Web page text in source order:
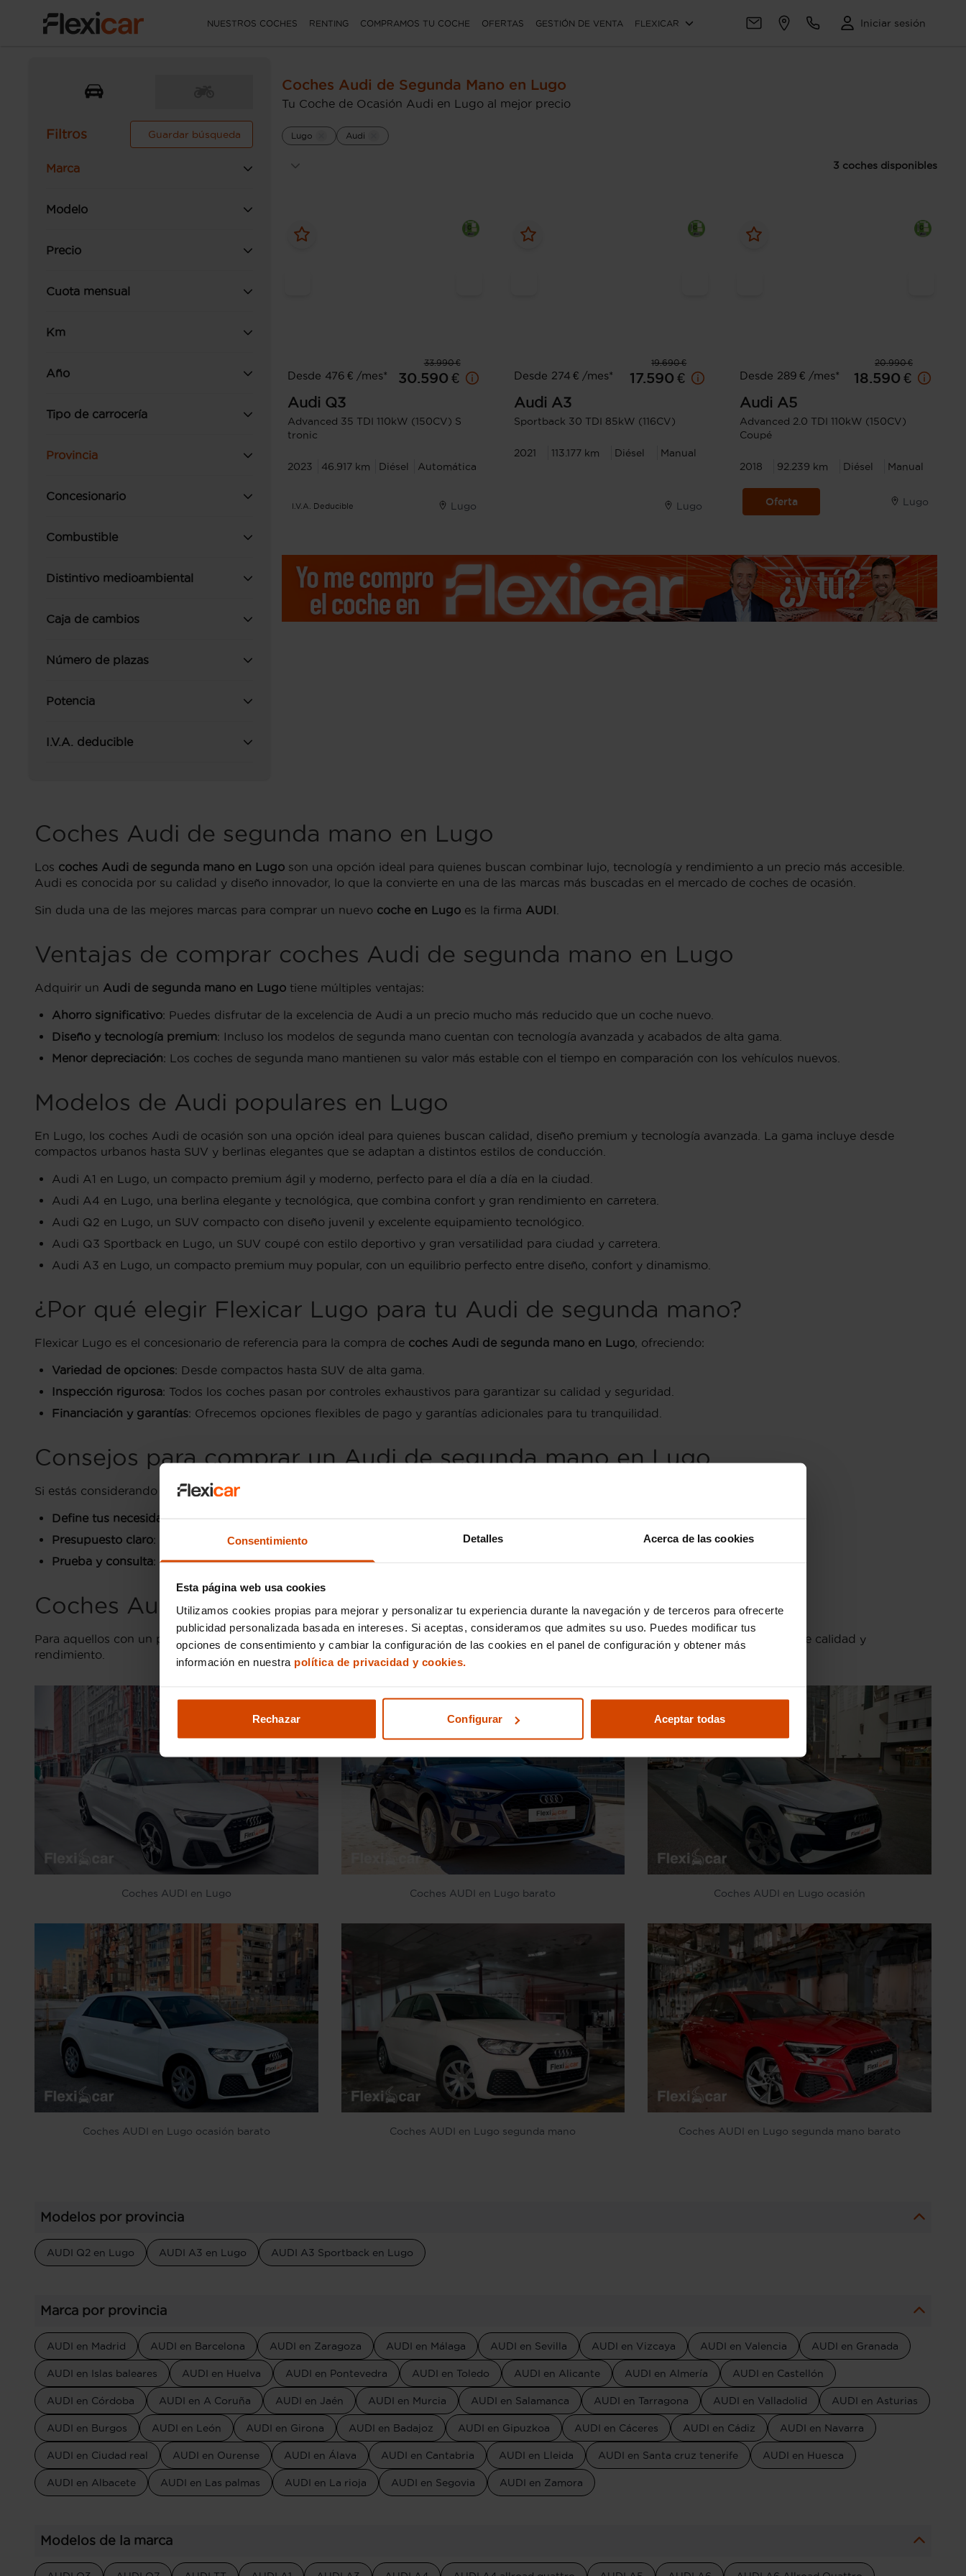
Consentimiento Detalles Acerca de las cookies
Esta página web usa cookies
Utilizamos cookies propias para mejorar y personalizar tu experiencia durante la navegación y de terceros para ofrecerte
publicidad personalizada basada en intereses. Si aceptas, consideramos que admites su uso. Puedes modificar tus
opciones de consentimiento y cambiar la configuración de las cookies en el panel de configuración y obtener más
información en nuestra política de privacidad y cookies.
Rechazar Configurar Aceptar todas
NUESTROS COCHES RENTING COMPRAMOS TU COCHE OFERTAS GESTIÓN DE VENTA FLEXICAR Iniciar sesión
Filtros Guardar búsqueda
Marca
Modelo
Precio
Cuota mensual
Km
Año
Tipo de carrocería
Provincia
Concesionario
Combustible
Distintivo medioambiental
Caja de cambios
Número de plazas
Potencia
I.V.A. deducible
Coches Audi de Segunda Mano en Lugo
Tu Coche de Ocasión Audi en Lugo al mejor precio
Lugo Audi
3 coches disponibles
33.990 €
Desde 476 € /mes*
30.590 €
Audi Q3
Advanced 35 TDI 110kW (150CV) S
tronic
2023 46.917 km Diésel Automática
I.V.A. Deducible Lugo
19.690 €
Desde 274 € /mes*
17.590 €
Audi A3
Sportback 30 TDI 85kW (116CV)
2021 113.177 km Diésel Manual
Lugo
20.990 €
Desde 289 € /mes*
18.590 €
Audi A5
Advanced 2.0 TDI 110kW (150CV)
Coupé
2018 92.239 km Diésel Manual
Oferta Lugo
Coches Audi de segunda mano en Lugo
Los coches Audi de segunda mano en Lugo son una opción ideal para quienes buscan combinar lujo, tecnología y rendimiento a un precio más accesible.
Audi es conocida por su calidad y diseño innovador, lo que la convierte en una de las marcas más buscadas en el mercado de coches de ocasión.
Sin duda una de las mejores marcas para comprar un nuevo coche en Lugo es la firma AUDI
Ventajas de comprar coches Audi de segunda mano en Lugo
Adquirir un Audi de segunda mano en Lugo tiene múltiples ventajas:
Ahorro significativo: Puedes disfrutar de la excelencia de Audi a un precio mucho más reducido que un coche nuevo.
Diseño y tecnología premium: Incluso los modelos de segunda mano cuentan con tecnología avanzada y acabados de alta gama.
Menor depreciación: Los coches de segunda mano mantienen su valor más estable con el tiempo en comparación con los vehículos nuevos.
Modelos de Audi populares en Lugo
En Lugo, los coches Audi de ocasión son una opción ideal para quienes buscan calidad, diseño premium y tecnología avanzada. La gama incluye desde
compactos urbanos hasta SUV y berlinas elegantes que se adaptan a distintos estilos de conducción.
Audi A1 en Lugo, un compacto premium ágil y moderno, perfecto para el día a día en la ciudad.
Audi A4 en Lugo, una berlina elegante y tecnológica, que combina confort y gran rendimiento en carretera.
Audi Q2 en Lugo, un SUV compacto con diseño juvenil y excelente equipamiento tecnológico.
Audi Q3 Sportback en Lugo, un SUV coupé con estilo deportivo y gran versatilidad para ciudad y carretera.
Audi A3 en Lugo, un compacto premium muy popular, con un equilibrio perfecto entre diseño, confort y dinamismo.
¿Por qué elegir Flexicar Lugo para tu Audi de segunda mano?
Flexicar Lugo es el concesionario de referencia para la compra de coches Audi de segunda mano en Lugo, ofreciendo:
Variedad de opciones: Desde compactos hasta SUV de alta gama.
Inspección rigurosa: Todos los coches pasan por controles exhaustivos para garantizar su calidad y seguridad.
Financiación y garantías: Ofrecemos opciones flexibles de pago y garantías adicionales para tu tranquilidad.
Consejos para comprar un Audi de segunda mano en Lugo
Si estás considerando comprar unAudi de segunda mano
Define tus necesidades
Presupuesto claro: Esto te ayudará a enfocarte en los modelos que se ajusten a tus posibilidades.
Prueba y consulta: En Flexicar, podrás probar el coche y recibir asesoramiento personalizado para elegir la mejor opción.
Coches Audi baratos en Lugo
Para aquellos con un presupuesto ajustado, Flexicar Lugo también ofrece coches Audi baratos
, manteniendo siempre altos estándares de calidad y
rendimiento.
Coches AUDI en Lugo Coches AUDI en Lugo barato Coches AUDI en Lugo ocasión
Coches AUDI en Lugo ocasión barato Coches AUDI en Lugo segunda mano Coches AUDI en Lugo segunda mano barato
Modelos por provincia
AUDI Q2 en Lugo AUDI A3 en Lugo AUDI A3 Sportback en Lugo
Marca por provincia
AUDI en Madrid AUDI en Barcelona AUDI en Zaragoza AUDI en Málaga AUDI en Sevilla AUDI en Vizcaya AUDI en Valencia AUDI en Granada
AUDI en Islas baleares AUDI en Huelva AUDI en Pontevedra AUDI en Toledo AUDI en Alicante AUDI en Almería AUDI en Castellón
AUDI en Córdoba AUDI en A Coruña AUDI en Jaén AUDI en Murcia AUDI en Salamanca AUDI en Tarragona AUDI en Valladolid AUDI en Asturias
AUDI en Burgos AUDI en León AUDI en Girona AUDI en Badajoz AUDI en Gipuzkoa AUDI en Cáceres AUDI en Cádiz AUDI en Navarra
AUDI en Ciudad real AUDI en Ourense AUDI en Álava AUDI en Cantabria AUDI en Lleida AUDI en Santa cruz tenerife AUDI en Huesca
AUDI en Albacete AUDI en Las palmas AUDI en La rioja AUDI en Segovia AUDI en Zamora
Modelos de la marca